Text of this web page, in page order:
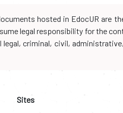
hosted in EdocUR
legal responsibility for the
criminal, civil,
Sites